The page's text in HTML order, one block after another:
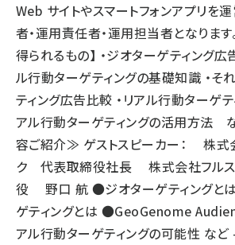
Web サイトやスマートフォンアプリを
者・運用責任者・運用担当者となります
得られるもの】 ・ジオターゲティング広
ル行動ターゲティングの基礎知識 ・そ
ティング広告比較 ・リアル行動ターゲテ
アル行動ターゲティングの活用方法
容ご紹介≫ ゲストスピーカー： 株式
ク 代表取締役社長 株式会社フル
役 野口 航 ●ジオターゲティングと
ゲティングとは ●GeoGenome
アル行動ターゲティングの可能性